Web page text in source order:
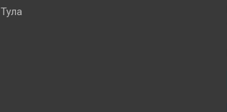
Тула